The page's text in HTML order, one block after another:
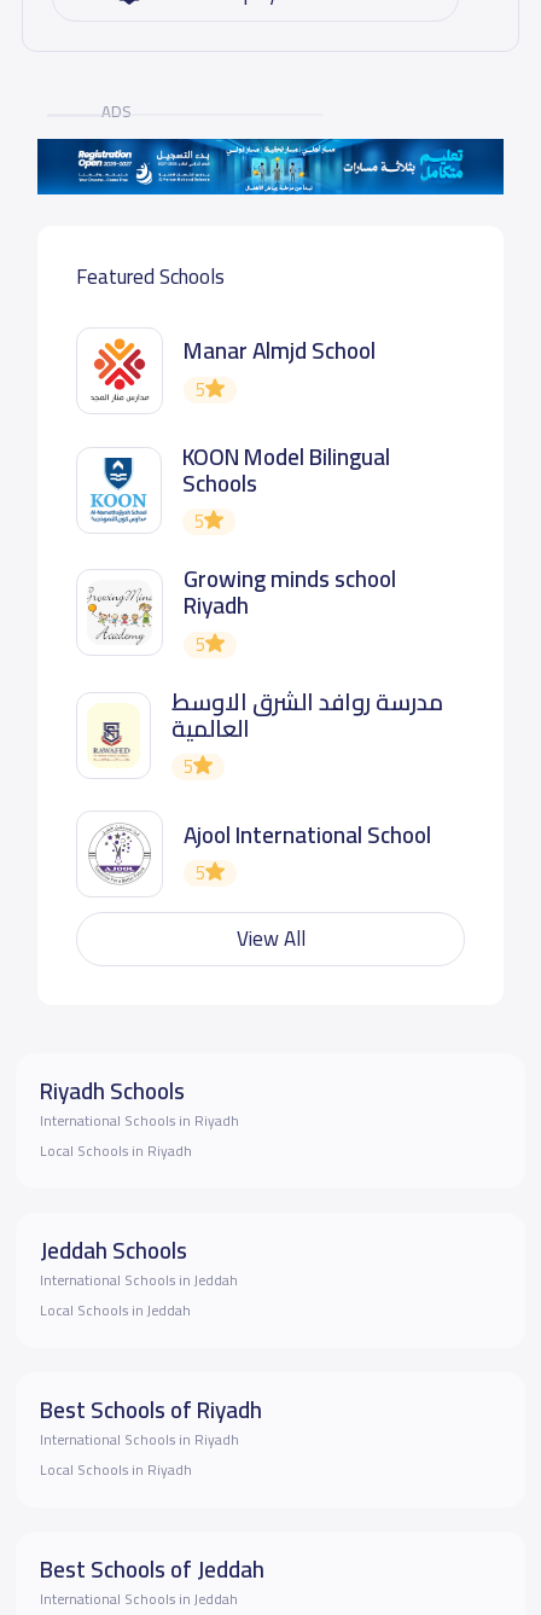
ADS
Featured Schools
Manar Almjd School
5
KOON Model Bilingual
Schools
5
Growing minds school
Riyadh
5
مدرسة روافد الشرق الاوسط
العالمية
5
Ajool International School
5
View All
Riyadh Schools
International Schools in Riyadh
Local Schools in Riyadh
Jeddah Schools
International Schools in Jeddah
Local Schools in Jeddah
Best Schools of Riyadh
International Schools in Riyadh
Local Schools in Riyadh
Best Schools of Jeddah
International Schools in Jeddah